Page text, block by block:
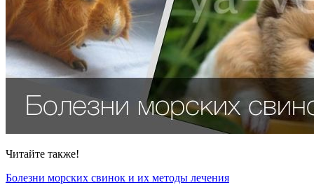
Читайте также!
Болезни морских свинок и их методы лечения